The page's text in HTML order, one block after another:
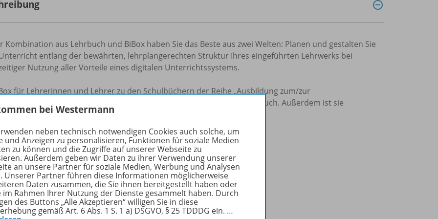
Kombination aus Lehrbuch und BiBox haben Sie das Beste aus zwei Welten: Planen und gestalten Sie
entlang der bewährten, lehrplangerechten Struktur Ihres eingeführten Lehrwerks bei
Nutzung aller Vorteile eines digitalen Unterrichtssystems.
für Lehrerinnen und Lehrer zu den Schulbüchern der Reihe „Ausbildung zum/zur
enthalten das jeweilige Schulbuch als digitales Schulbuch. Außerdem ist sie
mit vielfältigen Materialien:
Präsentationen
Aufgaben
Sie mehr über die Reihe
bei Westermann
neben technisch notwendigen Cookies auch solche, um
und Anzeigen zu personalisieren, Funktionen für soziale Medien
zu können und die Zugriffe auf unserer Webseite zu
Außerdem geben wir Daten zu ihrer Verwendung unserer
an unsere Partner für soziale Medien, Werbung und Analysen
Unserer Partner führen diese Informationen möglicherweise
Daten zusammen, die Sie ihnen bereitgestellt haben oder
im Rahmen Ihrer Nutzung der Dienste gesammelt haben. Durch
des Buttons „Alle Akzeptieren“ willigen Sie in diese
gemäß Art. 6 Abs. 1 S. 1 a) DSGVO, § 25 TDDDG ein. …